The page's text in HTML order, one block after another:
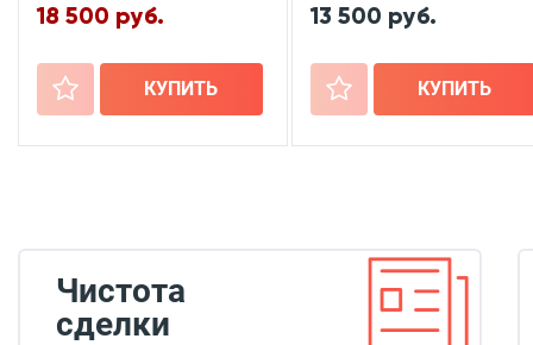
18 500 руб.
+ КУПИТЬ
13 500 руб.
+ КУПИТЬ
Чистота
сделки